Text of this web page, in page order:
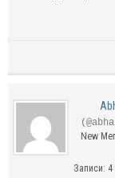
New
Записи: 4